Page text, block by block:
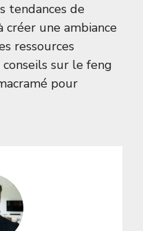
tendances de
une ambiance
ressources
conseils sur le feng
pour